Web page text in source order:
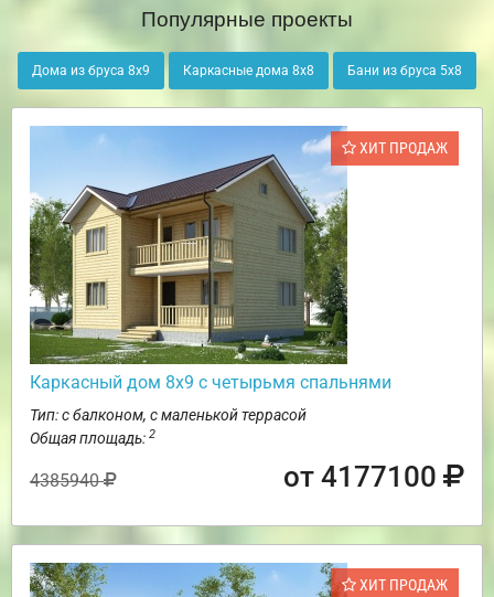
Популярные проекты
Дома из бруса 8х9 Каркасные дома 8х8 Бани из бруса 5х8
ХИТ ПРОДАЖ
Каркасный дом 8х9 с четырьмя спальнями
Тип: с балконом, с маленькой террасой
Общая площадь: 2
4385940 от 4177100
ХИТ ПРОДАЖ